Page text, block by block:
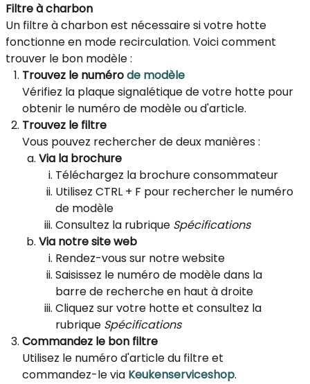
Filtre à charbon
Un filtre à charbon est nécessaire si votre hotte
fonctionne en mode recirculation. Voici comment
trouver le bon modèle :
Trouvez le numérode modèle
Vérifiez la plaque signalétique de votre hotte pour
obtenir le numéro de modèle ou d'article.
Trouvez le filtre
Vous pouvez rechercher de deux manières :
Via la brochure
Téléchargez la brochure consommateur
Utilisez CTRL + F pour rechercher le numéro
de modèle
Consultez la rubrique Spécifications
Via notre site web
Rendez-vous sur notre website
Saisissez le numéro de modèle dans la
barre de recherche en haut à droite
Cliquez sur votre hotte et consultez la
rubrique Spécifications
Commandez le bon filtre
Utilisez le numéro d'article du filtre et
commandez-le via Keukenserviceshop.